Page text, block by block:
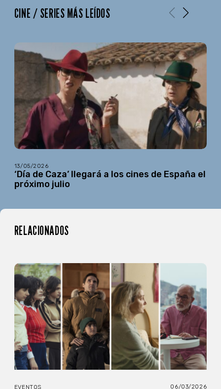
CINE / SERIES MÁS LEÍDOS
13/05/2026
‘Día de Caza’ llegará a los cines de España el
próximo julio
RELACIONADOS
EVENTOS 06/03/2026